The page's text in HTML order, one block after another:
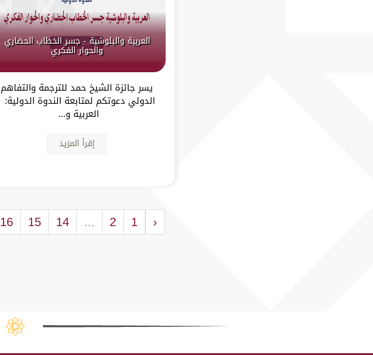
العربية والبلوشية - جسر الخطاب الحضاري
والحوار الفكري
يسر جائزة الشيخ حمد للترجمة والتفاهم
الدولي دعوتكم لمتابعة الندوة الدولية:
العربية و...
إقرأ المزيد
‹
1
2
...
14
15
16